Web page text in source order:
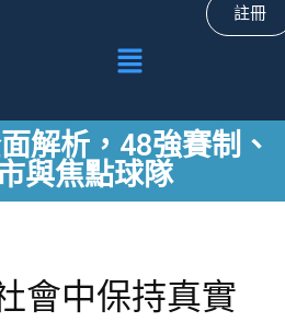
註冊
解析，48強賽制、
與焦點球隊
會中保持真實